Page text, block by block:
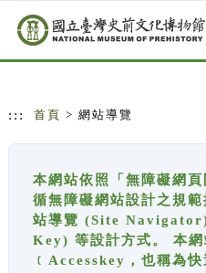
跳到主要內容
網站導覽
::: 首頁 > 網站導覽
本網站依照「無障礙網
循無障礙網站設計之規
站導覽 (Site
Key) 等設計方式。 本網
﹝Accesskey，也稱為快